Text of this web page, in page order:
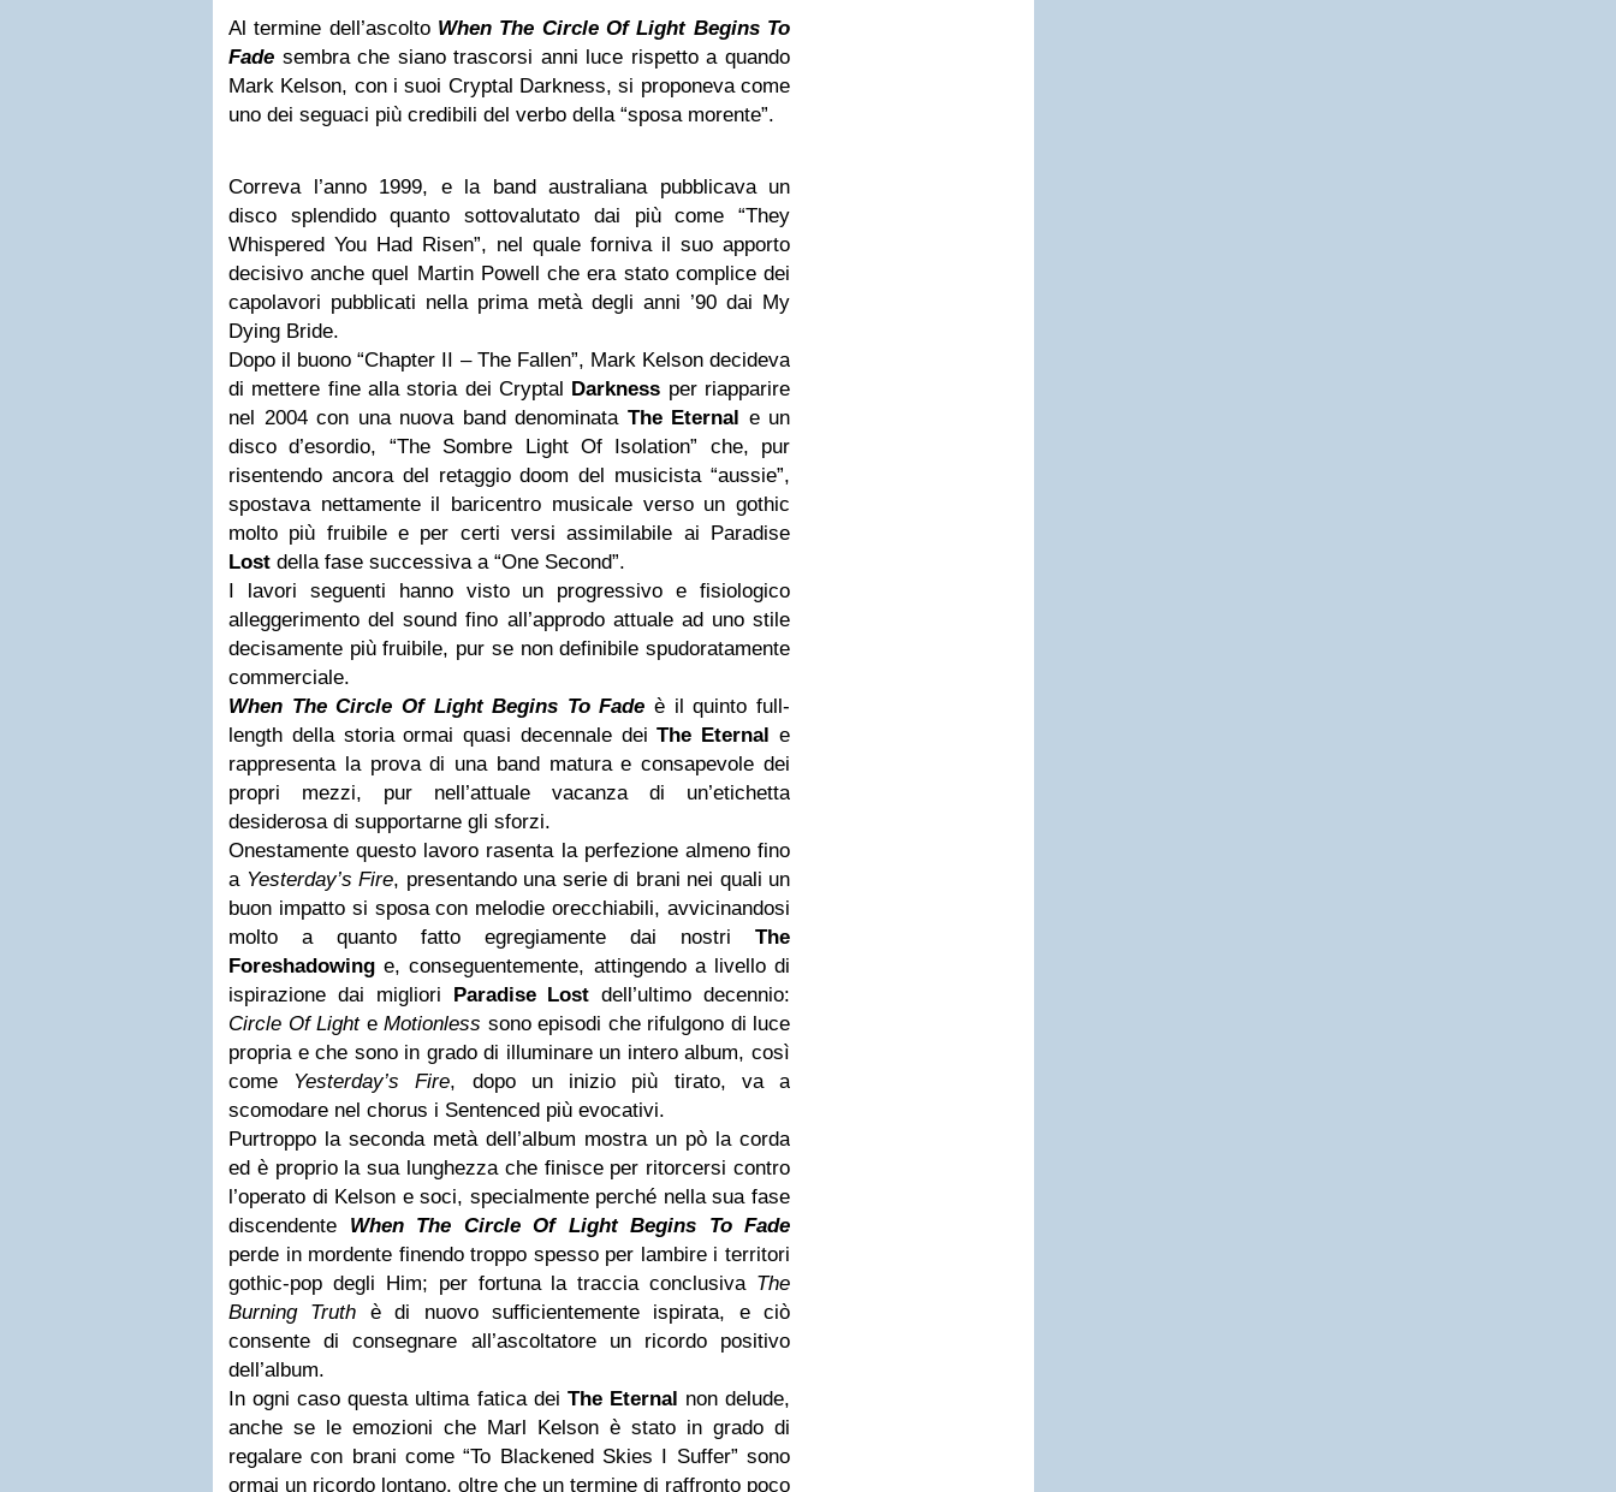
Al termine dell’ascolto When The Circle Of Light Begins To
Fade sembra che siano trascorsi anni luce rispetto a quando
Mark Kelson, con i suoi Cryptal Darkness, si proponeva come
uno dei seguaci più credibili del verbo della “sposa morente”.
Correva l’anno 1999, e la band australiana pubblicava un
disco splendido quanto sottovalutato dai più come “They
Whispered You Had Risen”, nel quale forniva il suo apporto
decisivo anche quel Martin Powell che era stato complice dei
capolavori pubblicati nella prima metà degli anni ’90 dai My
Dying Bride.
Dopo il buono “Chapter II – The Fallen”, Mark Kelson decideva
di mettere fine alla storia dei Cryptal Darkness per riapparire
nel 2004 con una nuova band denominata The Eternal e un
disco d’esordio, “The Sombre Light Of Isolation” che, pur
risentendo ancora del retaggio doom del musicista “aussie”,
spostava nettamente il baricentro musicale verso un gothic
molto più fruibile e per certi versi assimilabile ai Paradise
Lost della fase successiva a “One Second”.
I lavori seguenti hanno visto un progressivo e fisiologico
alleggerimento del sound fino all’approdo attuale ad uno stile
decisamente più fruibile, pur se non definibile spudoratamente
commerciale.
When The Circle Of Light Begins To Fade è il quinto full-
length della storia ormai quasi decennale deiThe Eternal e
rappresenta la prova di una band matura e consapevole dei
propri mezzi, pur nell’attuale vacanza di un’etichetta
desiderosa di supportarne gli sforzi.
Onestamente questo lavoro rasenta la perfezione almeno fino
a Yesterday’s Fire, presentando una serie di brani nei quali un
buon impatto si sposa con melodie orecchiabili, avvicinandosi
molto a quanto fatto egregiamente dai nostri The
Foreshadowing e, conseguentemente, attingendo a livello di
ispirazione dai migliori Paradise Lost dell’ultimo decennio:
Circle Of Lighte Motionless sono episodi che rifulgono di luce
propria e che sono in grado di illuminare un intero album, così
come Yesterday’s Fire, dopo un inizio più tirato, va a
scomodare nel chorus i Sentenced più evocativi.
Purtroppo la seconda metà dell’album mostra un pò la corda
ed è proprio la sua lunghezza che finisce per ritorcersi contro
l’operato di Kelson e soci, specialmente perché nella sua fase
discendente When The Circle Of Light Begins To Fade
perde in mordente finendo troppo spesso per lambire i territori
gothic-pop degli Him; per fortuna la traccia conclusiva The
Burning Truth è di nuovo sufficientemente ispirata, e ciò
consente di consegnare all’ascoltatore un ricordo positivo
dell’album.
In ogni caso questa ultima fatica dei The Eternal non delude,
anche se le emozioni che Marl Kelson è stato in grado di
regalare con brani come “To Blackened Skies I Suffer” sono
ormai un ricordo lontano, oltre che un termine di raffronto poco